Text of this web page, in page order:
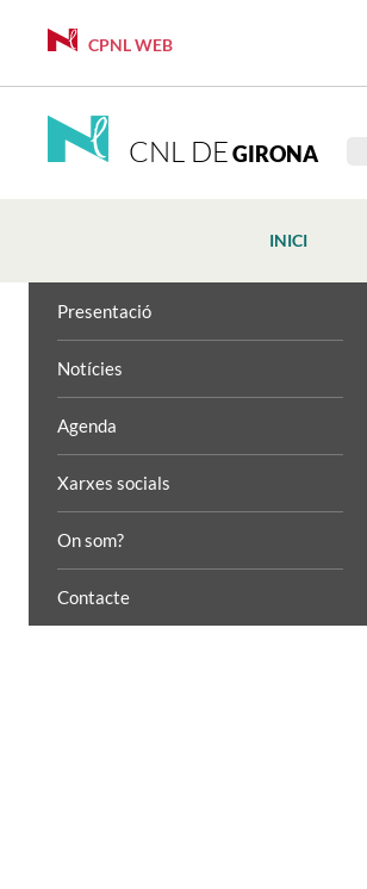
CPNL WEB
CNL DEGIRONA
INICI
Presentació
Notícies
Agenda
Xarxes socials
On som?
Contacte